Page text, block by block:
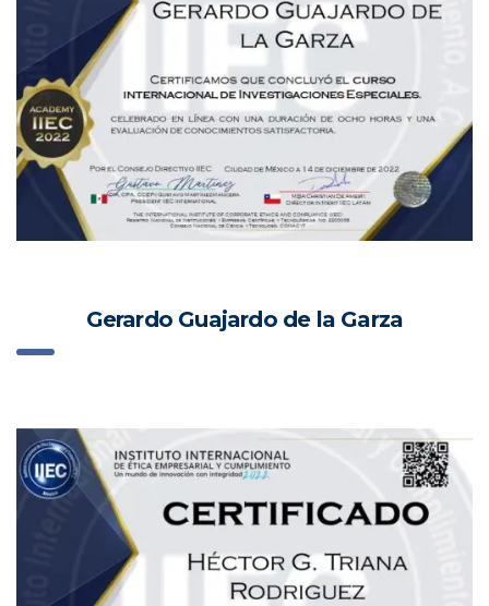
Gerardo Guajardo de la Garza